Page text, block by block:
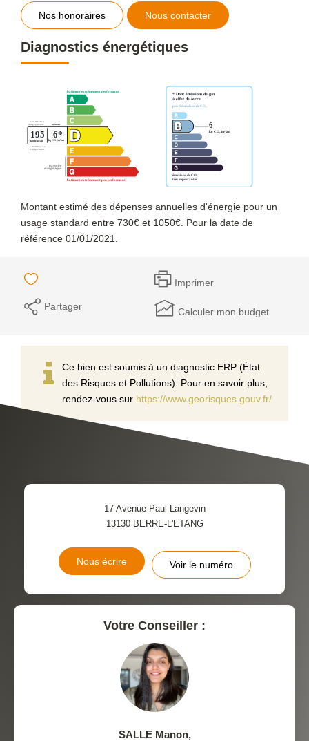
Nos honoraires Nous contacter
Diagnostics énergétiques
Montant estimé des dépenses annuelles d'énergie pour un
usage standard entre 730€ et 1050€. Pour la date de
référence 01/01/2021.
Imprimer
Partager Calculer mon budget
Ce bien est soumis à un diagnostic ERP (État
des Risques et Pollutions). Pour en savoir plus,
rendez-vous sur https://www.georisques.gouv.fr/
17 Avenue Paul Langevin
13130 BERRE-L'ETANG
Nous écrire Voir le numéro
Votre Conseiller :
SALLE Manon,